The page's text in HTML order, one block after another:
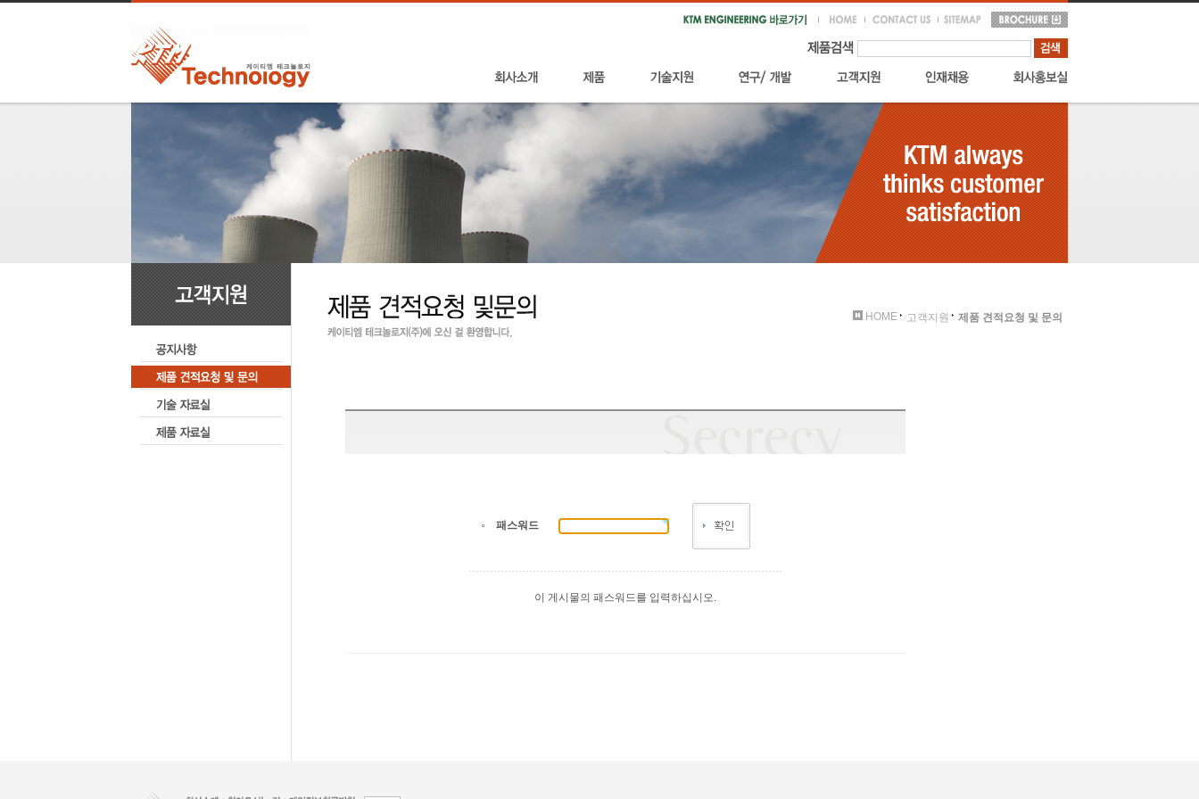
HOME 고객지원 제품 견적요청 및 문의
패스워드
이 게시물의 패스워드를 입력하십시오.